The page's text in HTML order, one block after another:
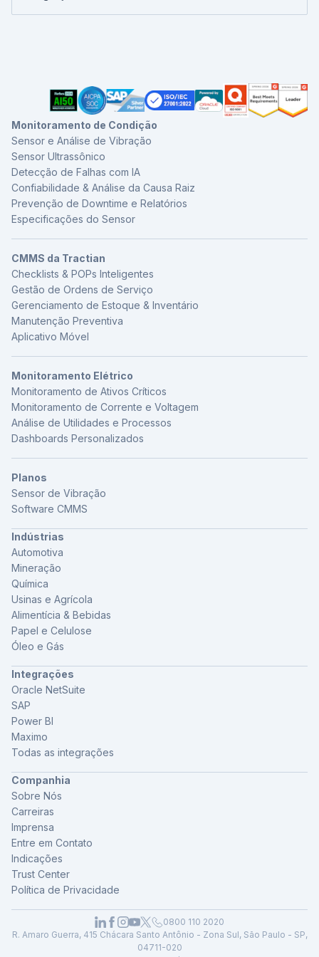
condição sem interromper as operações atuais.
falha específicos da sua operação. Após a implantação,
você continua tendo acesso direto a profissionais que
entendem tanto a tecnologia quanto a realidade do chão
de fábrica.
Monitoramento de Condição
Sensor e Análise de Vibração
Sensor Ultrassônico
Detecção de Falhas com IA
Confiabilidade & Análise da Causa Raiz
Prevenção de Downtime e Relatórios
Especificações do Sensor
CMMS da Tractian
Checklists & POPs Inteligentes
Gestão de Ordens de Serviço
Gerenciamento de Estoque & Inventário
Manutenção Preventiva
Aplicativo Móvel
Monitoramento Elétrico
Monitoramento de Ativos Críticos
Monitoramento de Corrente e Voltagem
Análise de Utilidades e Processos
Dashboards Personalizados
Planos
Sensor de Vibração
Software CMMS
Indústrias
Automotiva
Mineração
Química
Usinas e Agrícola
Alimentícia & Bebidas
Papel e Celulose
Óleo e Gás
Integrações
Oracle NetSuite
SAP
Power BI
Maximo
Todas as integrações
Companhia
Sobre Nós
Carreiras
Imprensa
Entre em Contato
Indicações
Trust Center
Política de Privacidade
0800 110 2020
R. Amaro Guerra, 415 Chácara Santo Antônio - Zona Sul, São Paulo - SP,
04711-020